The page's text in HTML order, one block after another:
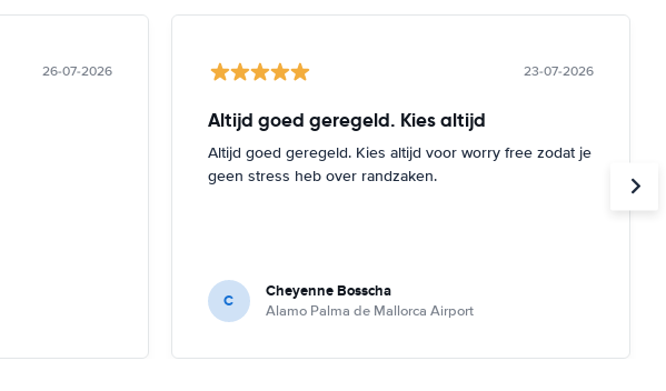
26-07-2026 23-07-2026
Altijd goed geregeld. Kies altijd
Altijd goed geregeld. Kies altijd voor worry free zodat je
geen stress heb over randzaken.
C Cheyenne Bosscha
Alamo Palma de Mallorca Airport